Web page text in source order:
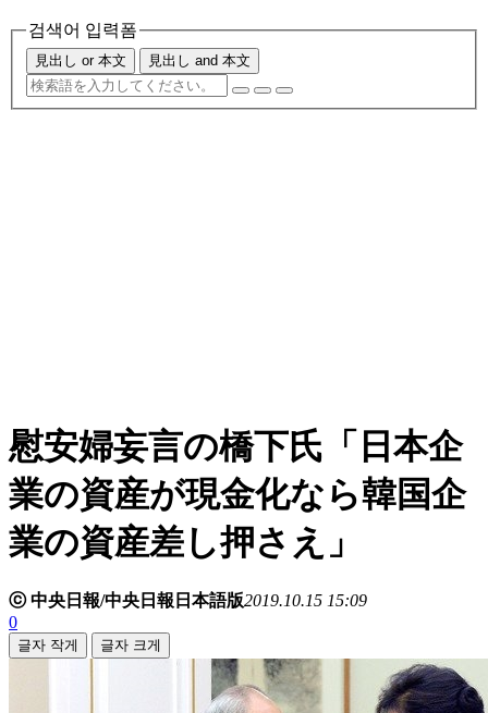
검색어 입력폼
見出し or 本文 見出し and 本文
慰安婦妄言の橋下氏「日本企
業の資産が現金化なら韓国企
業の資産差し押さえ」
ⓒ 中央日報/中央日報日本語版2019.10.15 15:09
0
글자 작게 글자 크게